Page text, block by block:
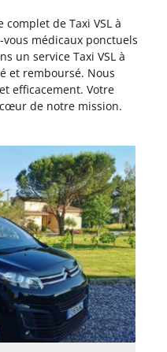
de Taxi VSL à
médicaux ponctuels
un service Taxi VSL à
et remboursé. Nous
efficacement. Votre
de notre mission.